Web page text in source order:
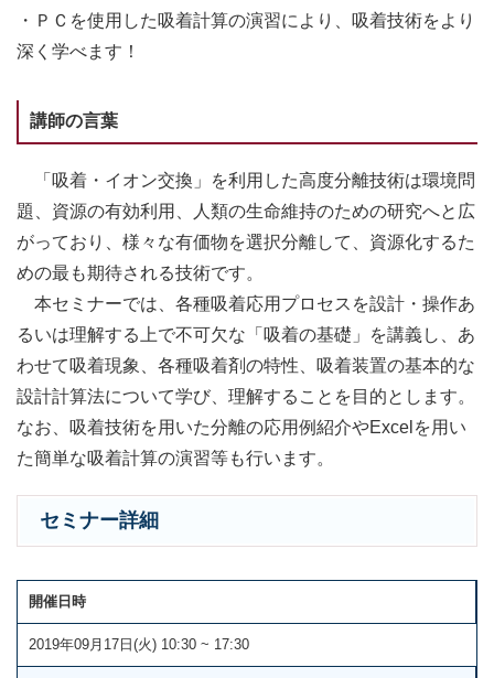
・ＰＣを使用した吸着計算の演習により、吸着技術をより
深く学べます！
講師の言葉
「吸着・イオン交換」を利用した高度分離技術は環境問
題、資源の有効利用、人類の生命維持のための研究へと広
がっており、様々な有価物を選択分離して、資源化するた
めの最も期待される技術です。
本セミナーでは、各種吸着応用プロセスを設計・操作あ
るいは理解する上で不可欠な「吸着の基礎」を講義し、あ
わせて吸着現象、各種吸着剤の特性、吸着装置の基本的な
設計計算法について学び、理解することを目的とします。
なお、吸着技術を用いた分離の応用例紹介やExcelを用い
た簡単な吸着計算の演習等も行います。
セミナー詳細
開催日時
2019年09月17日(火) 10:30 ~ 17:30